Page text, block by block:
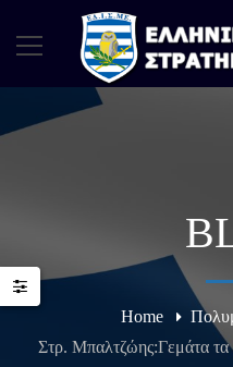
Home
Στρ. Μπαλτζώης:Γεμάτα